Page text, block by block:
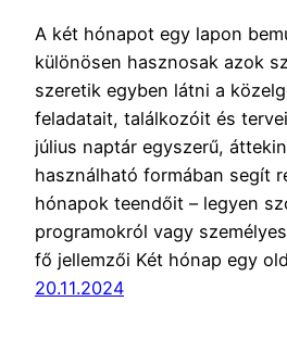
A két hónapot egy lapon
különösen hasznosak azok
szeretik egyben látni a
feladatait, találkozóit és
július naptár egyszerű,
használható formában segít
hónapok teendőit – legyen
programokról vagy
fő jellemzői Két hónap egy
20.11.2024